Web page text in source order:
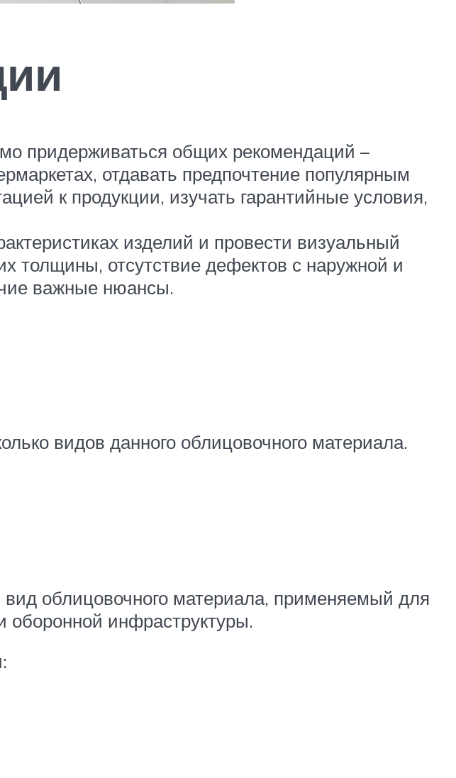
придерживаться общих рекомендаций –
отдавать предпочтение популярным
к продукции, изучать гарантийные условия,
изделий и провести визуальный
толщины, отсутствие дефектов с наружной и
важные нюансы.
видов данного облицовочного материала.
облицовочного материала, применяемый для
инфраструктуры.